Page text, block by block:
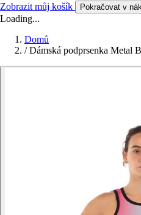
Zobrazit můj košík Pokračovat v
Loading...
Domů
/ Dámská podprsenka Metal